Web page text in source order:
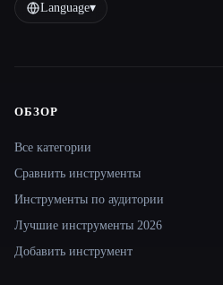
Language▾
Site navigation
ОБЗОР
Все категории
Сравнить инструменты
Инструменты по аудитории
Лучшие инструменты 2026
Добавить инструмент